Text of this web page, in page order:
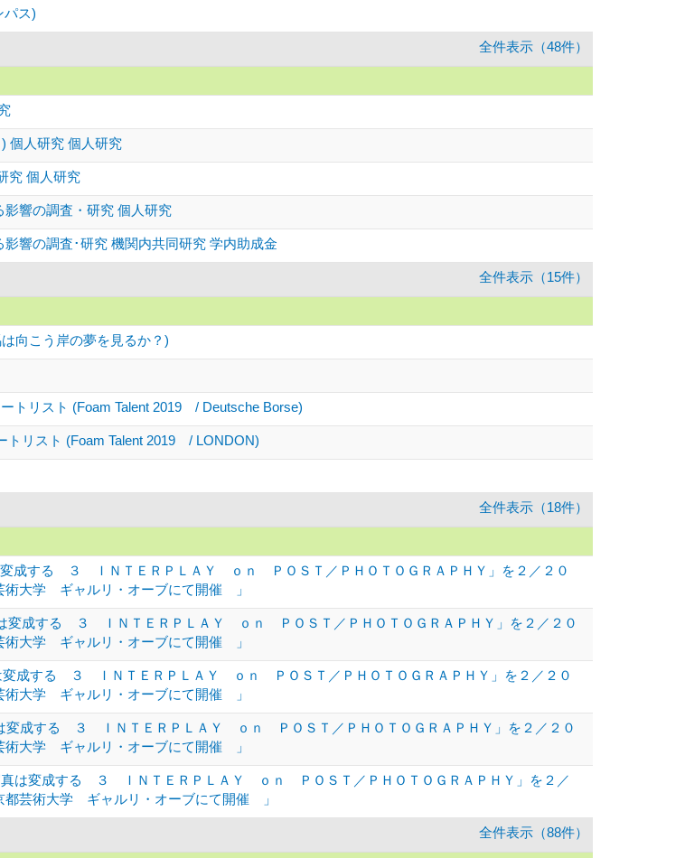
パス)
全件表示（48件）
個人研究 個人研究
究 個人研究
響の調査・研究 個人研究
響の調査･研究 機関内共同研究 学内助成金
全件表示（15件）
向こう岸の夢を見るか？)
トリスト (Foam Talent 2019 / Deutsche Borse)
トリスト (Foam Talent 2019 / LONDON)
全件表示（18件）
変成する ３ ＩＮＴＥＲＰＬＡＹ ｏｎ ＰＯＳＴ／ＰＨＯＴＯＧＲＡＰＨＹ」を２／２０
術大学 ギャルリ・オーブにて開催 」
変成する ３ ＩＮＴＥＲＰＬＡＹ ｏｎ ＰＯＳＴ／ＰＨＯＴＯＧＲＡＰＨＹ」を２／２０
術大学 ギャルリ・オーブにて開催 」
変成する ３ ＩＮＴＥＲＰＬＡＹ ｏｎ ＰＯＳＴ／ＰＨＯＴＯＧＲＡＰＨＹ」を２／２０
術大学 ギャルリ・オーブにて開催 」
変成する ３ ＩＮＴＥＲＰＬＡＹ ｏｎ ＰＯＳＴ／ＰＨＯＴＯＧＲＡＰＨＹ」を２／２０
術大学 ギャルリ・オーブにて開催 」
真は変成する ３ ＩＮＴＥＲＰＬＡＹ ｏｎ ＰＯＳＴ／ＰＨＯＴＯＧＲＡＰＨＹ」を２／
芸術大学 ギャルリ・オーブにて開催 」
全件表示（88件）